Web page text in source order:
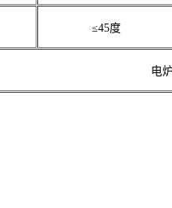
≤45度
电